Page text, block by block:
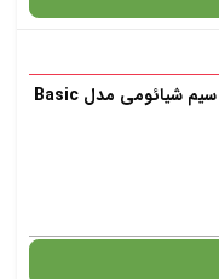
هندزفری و هدفون بی سیم شیائومی مدل Basic